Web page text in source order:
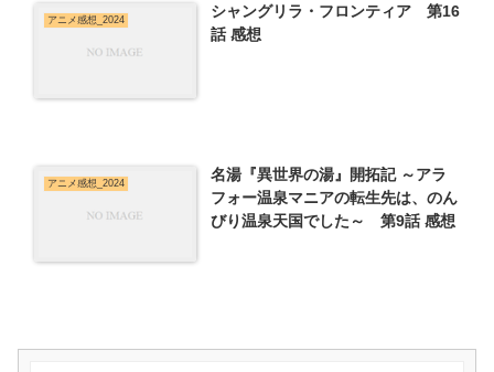
アニメ感想_2024
シャングリラ・フロンティア 第16
話 感想
アニメ感想_2024
名湯『異世界の湯』開拓記 ～アラ
フォー温泉マニアの転生先は、のん
びり温泉天国でした～ 第9話 感想